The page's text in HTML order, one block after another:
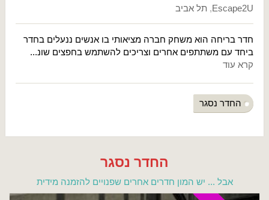
החדר נסגר
אבל ... יש המון חדרים אחרים שפנויים להזמנה מידית
Escape2U
, תל אביב
חדר בריחה הוא משחק חברה מציאותי בו אנשים ננעלים בחדר
ביחד עם משתתפים אחרים וצריכים להשתמש בחפצים שונ...
קרא עוד
החדר נסגר